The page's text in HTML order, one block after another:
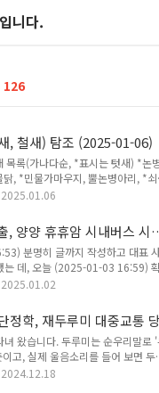
니다.
126
, 철새) 탐조 (2025-01-06)
목록(가나다순, *표시는 텃새) *논
, *민물가마우지, 뿔논병아리, *쇠
, *청둥오리, 큰기러기, *흰뺨검둥오
전날 눈이 내려 양지 바른 곳이 녹긴
간들이 슬러시 상태로 눈이 있는 곳
용치탐조대에서 만나는 새 용치탐
새는 한마리도 보이지 않습니다. 용
치탐조대 - 마곡대교(공항철도), 방
시작합니다. 물닭 2마리 뿔논병아리 -
2025.01.06
, 양양 휴휴암 시내버스 시
포호 탐조 , 부산 이기대공
3일 대중교통 여행
분명히 글까지 작성하고 대표
는 데, 오늘 (2025-01-03 16:59)
고, 업로드 사진 6장을 제외한 사진
추가하여 다시 올립니다 * - 이번 여
다순)검은머리흰죽지, 고방오리, 논
, 딱새, 물닭, 백할미새, 붉은머리오
오리, 쇠오리, 청둥오리, 큰고니(
리, 흰비오리, 흰죽지 개인적인 용무
2025.01.02
정학, 재두루미 대중교통 당
왔습니다. 두루미는 순우리말로
고, 실제 울음소리를 들어 보면 두
을 수 있습니다. 이 소리로 머지않은
2024.12.18